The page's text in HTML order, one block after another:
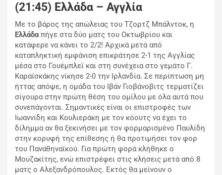
(21:45) Ελλάδα – Αγγλία
Mε το βάρος της απώλειας του Τζορτζ Μπάλντοκ, η
Ελλάδαπήγε στα δύο ματς του Οκτωβρίου και
κατάφερε να κάνει το 2/2! Αρχικά μετά από
καταπληκτική εμφάνιση επικράτησε 2-1 της Αγγλίας
μέσα στο Γουέμπλεϊ και στη συνέχεια στο γεμάτο Γ.
Καραϊσκάκης νίκησε 2-0 την Ιρλανδία. Σε περίπτωση μη
ήττας απόψε, η ομάδα του Ιβάν Γιοβάνοβιτς τερματίζει
σίγουρα στην πρώτη θέση του ομίλου με όλα αυτά που
συνεπάγονται. Σημαντικές είναι οι επιστροφές των
Ιωαννίδη και Κουλιεράκη με τον κόουτς να έχει το
δίλημμα αν θα ξεκινήσει με τον φορμαρισμένο Παυλίδη
στην κορυφή της επίθεσης ή θα προτιμήσει τον φορ
του Παναθηναϊκού. Για πρώτη φορά κλήθηκε ο
Μουζακίτης, ενώ επιστρέφει στις κλήσεις μετά από 8
ματς ο Αλεξανδρόπουλος. Εκτός θα μείνουν ο